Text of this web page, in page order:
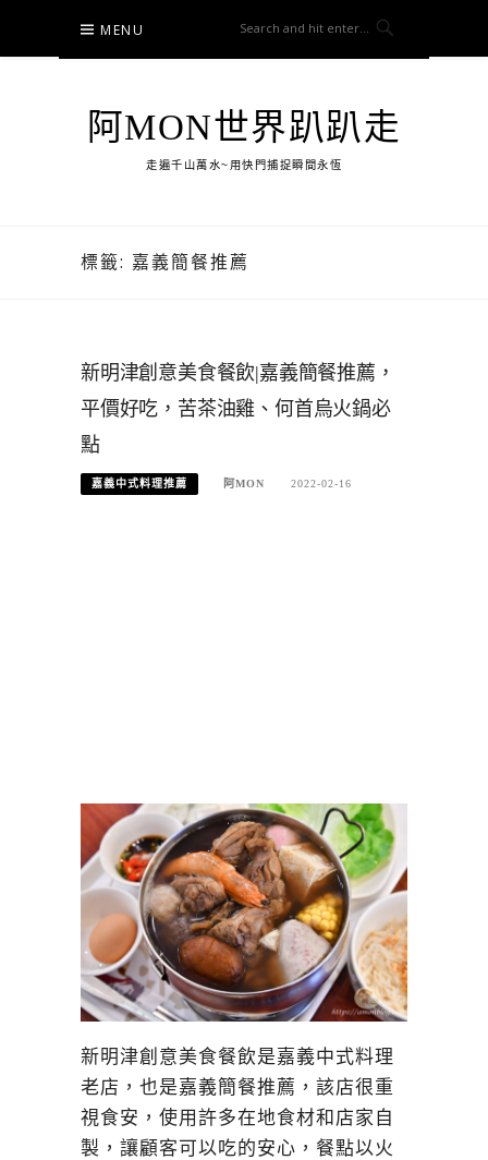
content
MENU
阿MON世界趴趴走
走遍千山萬水~用快門捕捉瞬間永恆
標籤: 嘉義簡餐推薦
新明津創意美食餐飲|嘉義簡餐推薦，
平價好吃，苦茶油雞、何首烏火鍋必
點
嘉義中式料理推薦 阿MON 2022-02-16
新明津創意美食餐飲是嘉義中式料理
老店，也是嘉義簡餐推薦，該店很重
視食安，使用許多在地食材和店家自
製，讓顧客可以吃的安心，餐點以火